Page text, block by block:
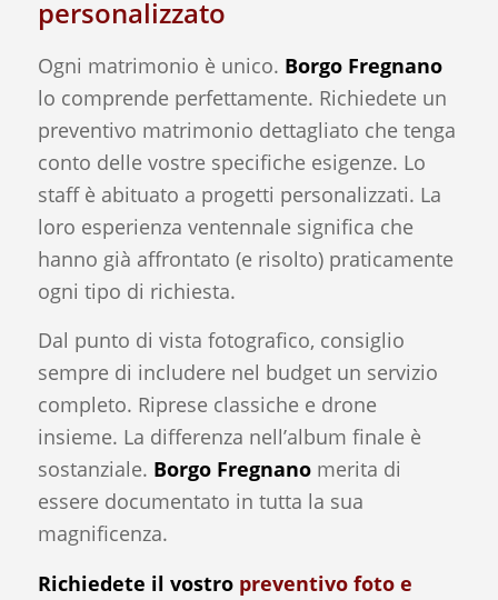
personalizzato
Ogni matrimonio è unico. Borgo Fregnano
lo comprende perfettamente. Richiedete un
preventivo matrimonio dettagliato che tenga
conto delle vostre specifiche esigenze. Lo
staff è abituato a progetti personalizzati. La
loro esperienza ventennale significa che
hanno già affrontato (e risolto) praticamente
ogni tipo di richiesta.
Dal punto di vista fotografico, consiglio
sempre di includere nel budget un servizio
completo. Riprese classiche e drone
insieme. La differenza nell’album finale è
sostanziale. Borgo Fregnanomerita di
essere documentato in tutta la sua
magnificenza.
Richiedete il vostro preventivo foto e